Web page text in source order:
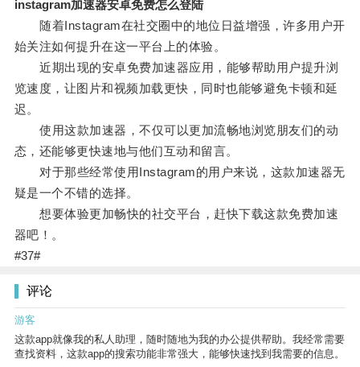
instagram加速器安卓免费怎么登陆
随着Instagram在社交圈中的地位日益增强，许多用户开
始关注如何提升在这一平台上的体验。
近期出现的安卓免费加速器应用，能够帮助用户提升浏
览速度，让图片和视频加载更快，同时也能够避免卡顿和延
迟。
使用这款加速器，不仅可以更加流畅地浏览朋友们的动
态，还能够更快速地与他们互动和留言。
对于那些经常使用Instagram的用户来说，这款加速器无
疑是一个不错的选择。
想要体验更加畅快的社交平台，赶快下载这款免费加速
器吧！。
#37#
评论
游客
这款app就像我的私人助理，随时随地为我的办公提供帮助。我经常需要
查找资料，这款app的搜索功能非常强大，能够快速找到我需要的信息。